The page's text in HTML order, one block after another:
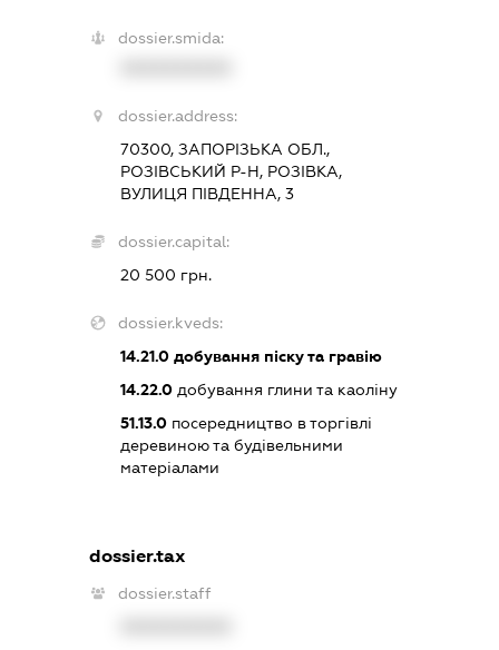
dossier.smida:
dossier.address:
70300, ЗАПОРІЗЬКА ОБЛ.,
РОЗІВСЬКИЙ Р-Н, РОЗІВКА,
ВУЛИЦЯ ПІВДЕННА, 3
dossier.capital:
20 500 грн.
dossier.kveds:
14.21.0 добування піску та гравію
14.22.0 добування глини та каоліну
51.13.0 посередництво в торгівлі
деревиною та будівельними
матеріалами
dossier.tax
dossier.staff